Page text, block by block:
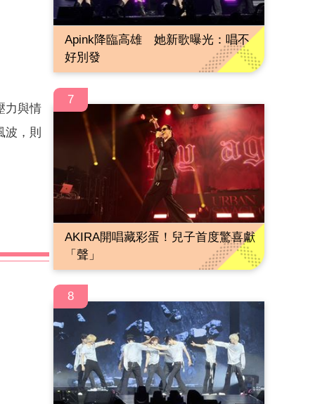
力與情
波，則
Apink降臨高雄 她新歌曝光：唱不
好別發
7
AKIRA開唱藏彩蛋！兒子首度驚喜獻
「聲」
8